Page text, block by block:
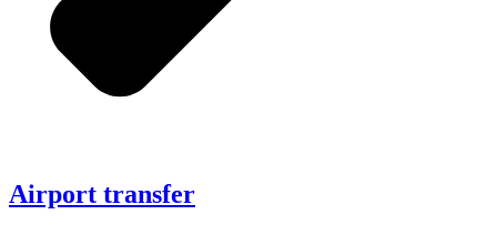
Airport transfer